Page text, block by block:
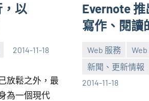
以
2014-11-18
放鬆之外，最
為一個現代
Evernote
寫作、閱讀
Web 服務
新聞、更新情報
2014-11-18
張
海
No
comments